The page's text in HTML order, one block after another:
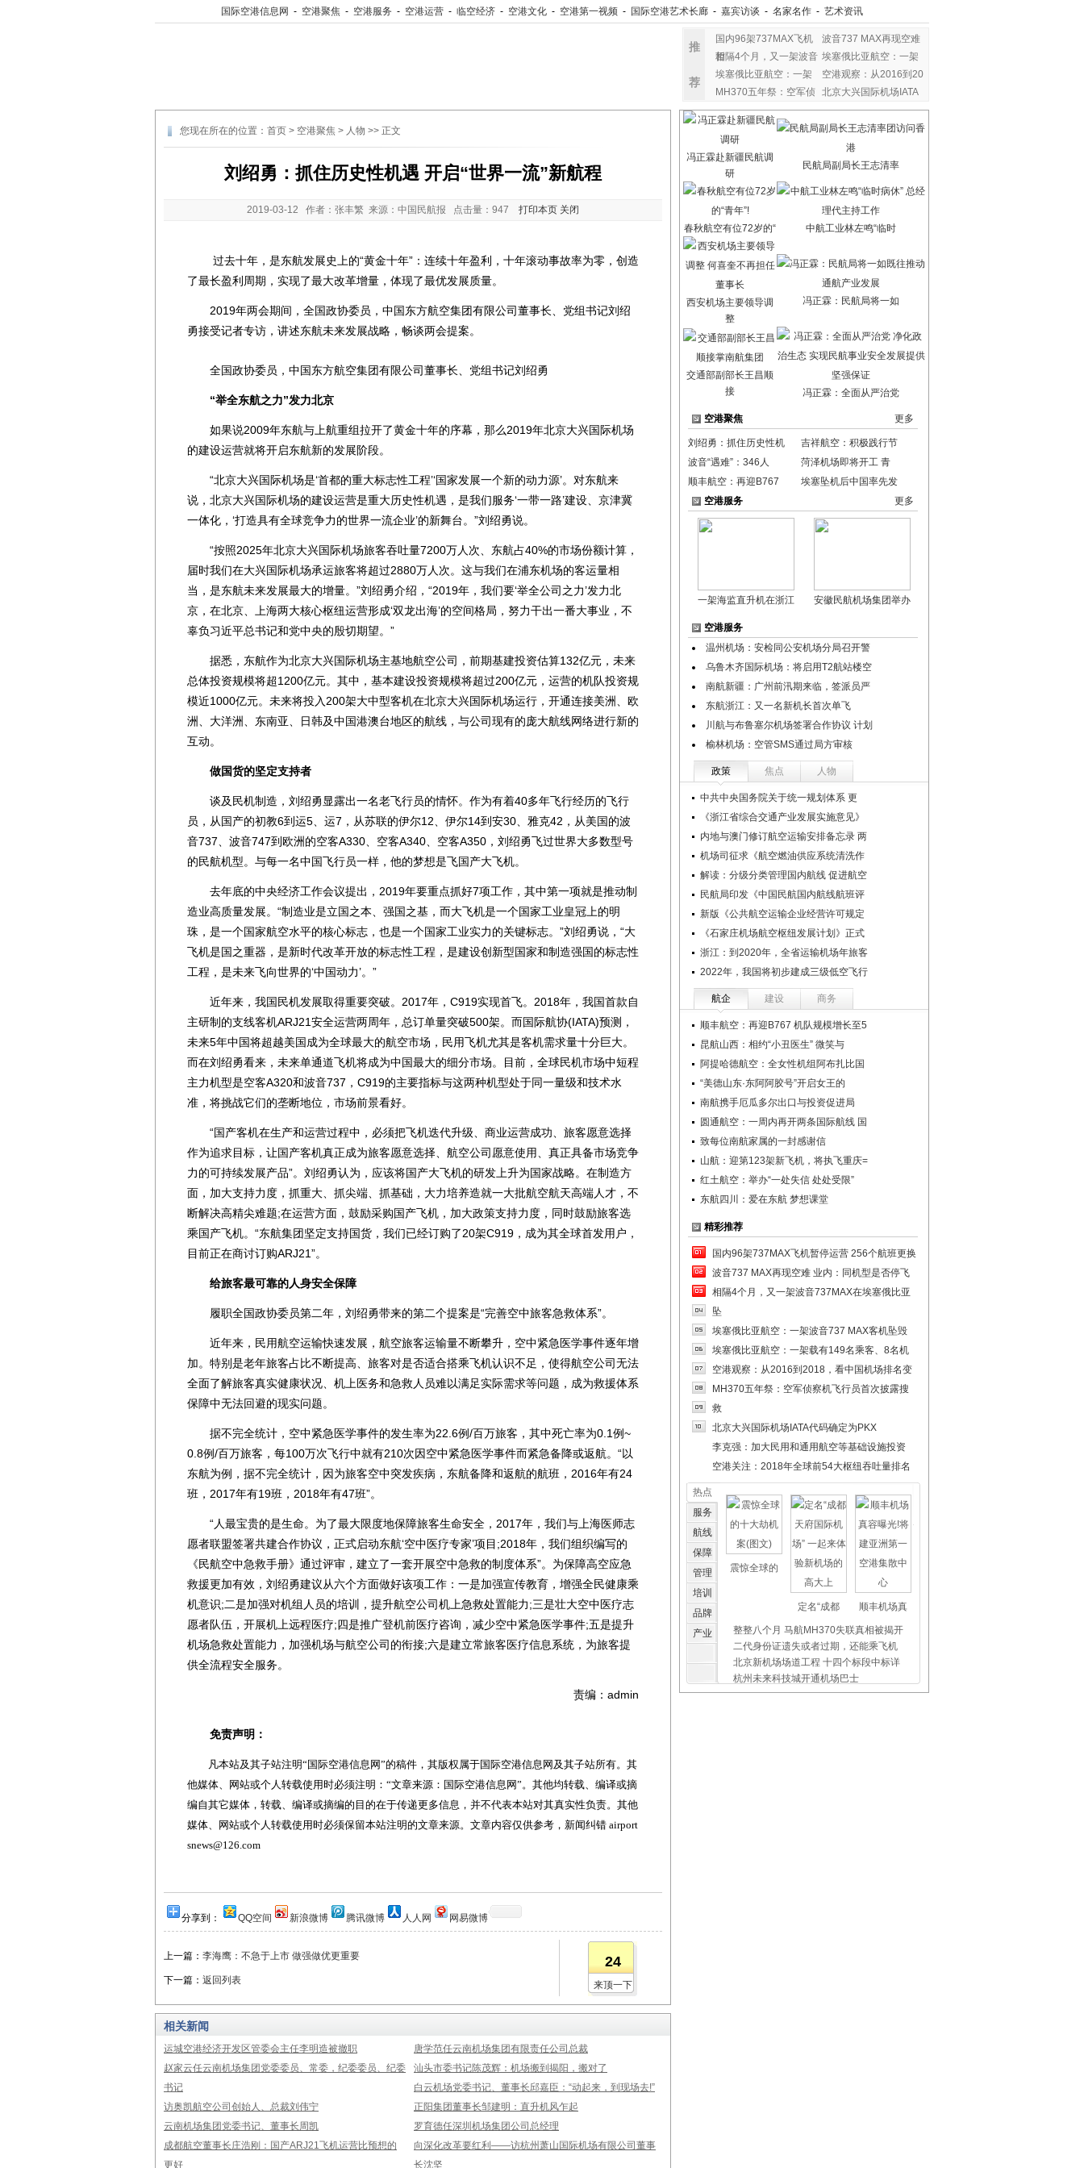
国际空港信息网 - 空港聚焦 - 空港服务 - 空港运营 - 临空经济 - 空港文化 - 空港第一视频 - 国际空港艺术长廊 - 嘉宾访谈 - 名家名作 - 艺术资讯
推
荐
国内96架737MAX飞机
暂
波音737 MAX再现空难
相隔4个月，又一架波音 埃塞俄比亚航空：一架
埃塞俄比亚航空：一架
空港观察：从2016到20
MH370五年祭：空军侦
察
北京大兴国际机场IATA
您现在所在的位置： 首页 > 空港聚焦 > 人物 >> 正文
刘绍勇：抓住历史性机遇 开启“世界一流”新航程
2019-03-12 作者：张丰繁 来源：中国民航报 点击量： 947 打印本页 关闭
过去十年，是东航发展史上的“黄金十年”：连续十年盈利，十年滚动事故率为零，创造
了最长盈利周期，实现了最大改革增量，体现了最优发展质量。
2019年两会期间，全国政协委员，中国东方航空集团有限公司董事长、党组书记刘绍
勇接受记者专访，讲述东航未来发展战略，畅谈两会提案。
全国政协委员，中国东方航空集团有限公司董事长、党组书记刘绍勇
“举全东航之力”发力北京
如果说2009年东航与上航重组拉开了黄金十年的序幕，那么2019年北京大兴国际机场
的建设运营就将开启东航新的发展阶段。
“北京大兴国际机场是‘首都的重大标志性工程’‘国家发展一个新的动力源’。对东航来
说，北京大兴国际机场的建设运营是重大历史性机遇，是我们服务‘一带一路’建设、京津冀
一体化，‘打造具有全球竞争力的世界一流企业’的新舞台。”刘绍勇说。
“按照2025年北京大兴国际机场旅客吞吐量7200万人次、东航占40%的市场份额计算，
届时我们在大兴国际机场承运旅客将超过2880万人次。这与我们在浦东机场的客运量相
当，是东航未来发展最大的增量。”刘绍勇介绍，“2019年，我们要‘举全公司之力’发力北
京，在北京、上海两大核心枢纽运营形成‘双龙出海’的空间格局，努力干出一番大事业，不
辜负习近平总书记和党中央的殷切期望。”
据悉，东航作为北京大兴国际机场主基地航空公司，前期基建投资估算132亿元，未来
总体投资规模将超1200亿元。其中，基本建设投资规模将超过200亿元，运营的机队投资规
模近1000亿元。未来将投入200架大中型客机在北京大兴国际机场运行，开通连接美洲、欧
洲、大洋洲、东南亚、日韩及中国港澳台地区的航线，与公司现有的庞大航线网络进行新的
互动。
做国货的坚定支持者
谈及民机制造，刘绍勇显露出一名老飞行员的情怀。作为有着40多年飞行经历的飞行
员，从国产的初教6到运5、运7，从苏联的伊尔12、伊尔14到安30、雅克42，从美国的波
音737、波音747到欧洲的空客A330、空客A340、空客A350，刘绍勇飞过世界大多数型号
的民航机型。与每一名中国飞行员一样，他的梦想是飞国产大飞机。
去年底的中央经济工作会议提出，2019年要重点抓好7项工作，其中第一项就是推动制
造业高质量发展。“制造业是立国之本、强国之基，而大飞机是一个国家工业皇冠上的明
珠，是一个国家航空水平的核心标志，也是一个国家工业实力的关键标志。”刘绍勇说，“大
飞机是国之重器，是新时代改革开放的标志性工程，是建设创新型国家和制造强国的标志性
工程，是未来飞向世界的‘中国动力’。”
近年来，我国民机发展取得重要突破。2017年，C919实现首飞。2018年，我国首款自
主研制的支线客机ARJ21安全运营两周年，总订单量突破500架。而国际航协(IATA)预测，
未来5年中国将超越美国成为全球最大的航空市场，民用飞机尤其是客机需求量十分巨大。
而在刘绍勇看来，未来单通道飞机将成为中国最大的细分市场。目前，全球民机市场中短程
主力机型是空客A320和波音737，C919的主要指标与这两种机型处于同一量级和技术水
准，将挑战它们的垄断地位，市场前景看好。
“国产客机在生产和运营过程中，必须把飞机迭代升级、商业运营成功、旅客愿意选择
作为追求目标，让国产客机真正成为旅客愿意选择、航空公司愿意使用、真正具备市场竞争
力的可持续发展产品”。刘绍勇认为，应该将国产大飞机的研发上升为国家战略。在制造方
面，加大支持力度，抓重大、抓尖端、抓基础，大力培养造就一大批航空航天高端人才，不
断解决高精尖难题;在运营方面，鼓励采购国产飞机，加大政策支持力度，同时鼓励旅客选
乘国产飞机。“东航集团坚定支持国货，我们已经订购了20架C919，成为其全球首发用户，
目前正在商讨订购ARJ21”。
给旅客最可靠的人身安全保障
履职全国政协委员第二年，刘绍勇带来的第二个提案是“完善空中旅客急救体系”。
近年来，民用航空运输快速发展，航空旅客运输量不断攀升，空中紧急医学事件逐年增
加。特别是老年旅客占比不断提高、旅客对是否适合搭乘飞机认识不足，使得航空公司无法
全面了解旅客真实健康状况、机上医务和急救人员难以满足实际需求等问题，成为救援体系
保障中无法回避的现实问题。
据不完全统计，空中紧急医学事件的发生率为22.6例/百万旅客，其中死亡率为0.1例~
0.8例/百万旅客，每100万次飞行中就有210次因空中紧急医学事件而紧急备降或返航。“以
东航为例，据不完全统计，因为旅客空中突发疾病，东航备降和返航的航班，2016年有24
班，2017年有19班，2018年有47班”。
“人最宝贵的是生命。为了最大限度地保障旅客生命安全，2017年，我们与上海医师志
愿者联盟签署共建合作协议，正式启动东航‘空中医疗专家’项目;2018年，我们组织编写的
《民航空中急救手册》通过评审，建立了一套开展空中急救的制度体系”。为保障高空应急
救援更加有效，刘绍勇建议从六个方面做好该项工作：一是加强宣传教育，增强全民健康乘
机意识;二是加强对机组人员的培训，提升航空公司机上急救处置能力;三是壮大空中医疗志
愿者队伍，开展机上远程医疗;四是推广登机前医疗咨询，减少空中紧急医学事件;五是提升
机场急救处置能力，加强机场与航空公司的衔接;六是建立常旅客医疗信息系统，为旅客提
供全流程安全服务。
责编：admin
免责声明：
凡本站及其子站注明“国际空港信息网”的稿件，其版权属于国际空港信息网及其子站所有。其
他媒体、网站或个人转载使用时必须注明：“文章来源：国际空港信息网”。其他均转载、编译或摘
编自其它媒体，转载、编译或摘编的目的在于传递更多信息，并不代表本站对其真实性负责。其他
媒体、网站或个人转载使用时必须保留本站注明的文章来源。文章内容仅供参考，新闻纠错 airport
snews@126.com
分享到： QQ空间 新浪微博 腾讯微博 人人网 网易微博
上一篇： 李海鹰：不急于上市 做强做优更重要
下一篇： 返回列表
24
来顶一下
相关新闻
运城空港经济开发区管委会主任李明造被撤职
唐学范任云南机场集团有限责任公司总裁
赵家云任云南机场集团党委委员、常委，纪委委员、纪委
书记
汕头市委书记陈茂辉：机场搬到揭阳，搬对了
白云机场党委书记、董事长邱嘉臣：“动起来，到现场去!”
访奥凯航空公司创始人、总裁刘伟宁
正阳集团董事长邹建明：直升机风乍起
云南机场集团党委书记、董事长周凯
罗育德任深圳机场集团公司总经理
成都航空董事长庄浩刚：国产ARJ21飞机运营比预想的
更好
向深化改革要红利——访杭州萧山国际机场有限公司董事
长沈坚
冯正霖赴新疆民航调
研
民航局副局长王志清率
春秋航空有位72岁的“ 中航工业林左鸣“临时
西安机场主要领导调
整
冯正霖：民航局将一如
交通部副部长王昌顺
接
冯正霖：全面从严治党
空港聚焦 更多
刘绍勇：抓住历史性机
吉祥航空：积极践行节
波音“遇难”：346人
菏泽机场即将开工 青
顺丰航空：再迎B767
埃塞坠机后中国率先发
空港服务
更多
一架海监直升机在浙江 安徽民航机场集团举办
空港服务
温州机场：安检同公安机场分局召开警
乌鲁木齐国际机场：将启用T2航站楼空
南航新疆：广州前汛期来临，签派员严
东航浙江：又一名新机长首次单飞
川航与布鲁塞尔机场签署合作协议 计划
榆林机场：空管SMS通过局方审核
政策 焦点 人物
中共中央国务院关于统一规划体系 更
《浙江省综合交通产业发展实施意见》
内地与澳门修订航空运输安排备忘录 两
机场司征求《航空燃油供应系统清洗作
解读：分级分类管理国内航线 促进航空
民航局印发《中国民航国内航线航班评
新版《公共航空运输企业经营许可规定
《石家庄机场航空枢纽发展计划》正式
浙江：到2020年，全省运输机场年旅客
2022年，我国将初步建成三级低空飞行
航企 建设 商务
顺丰航空：再迎B767 机队规模增长至5
昆航山西：相约“小丑医生” 微笑与
阿提哈德航空：全女性机组阿布扎比国
“美德山东·东阿阿胶号”开启女王的
南航携手厄瓜多尔出口与投资促进局
圆通航空：一周内再开两条国际航线 国
致每位南航家属的一封感谢信
山航：迎第123架新飞机，将执飞重庆=
红土航空：举办“一处失信 处处受限”
东航四川：爱在东航 梦想课堂
精彩推荐
国内96架737MAX飞机暂停运营 256个航班更换
波音737 MAX再现空难 业内：同机型是否停飞
相隔4个月，又一架波音737MAX在埃塞俄比亚
坠
埃塞俄比亚航空：一架波音737 MAX客机坠毁
埃塞俄比亚航空：一架载有149名乘客、8名机
空港观察：从2016到2018，看中国机场排名变
MH370五年祭：空军侦察机飞行员首次披露搜
救
北京大兴国际机场IATA代码确定为PKX
李克强：加大民用和通用航空等基础设施投资
空港关注：2018年全球前54大枢纽吞吐量排名
热点
服务
航线
保障
管理
培训
品牌
产业
震惊全球的
定名“成都 顺丰机场真
整整八个月 马航MH370失联真相被揭开
二代身份证遗失或者过期，还能乘飞机
北京新机场场道工程 十四个标段中标详
杭州未来科技城开通机场巴士
上海虹桥、浦东机场外币兑换点位置介